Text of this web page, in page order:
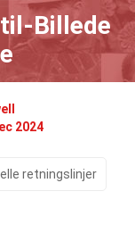
Billede
2024
retningslinjer